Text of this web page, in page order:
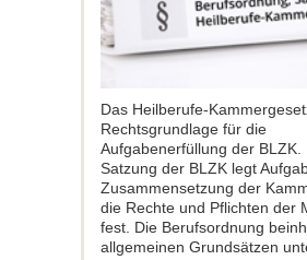
Das Heilberufe-
Rechtsgrundlage für die
Aufgabenerfüllung der BLZK.
Satzung der BLZK legt
Zusammensetzung der
die Rechte und Pflichten der
fest. Die Berufsordnung
allgemeinen Grundsätzen